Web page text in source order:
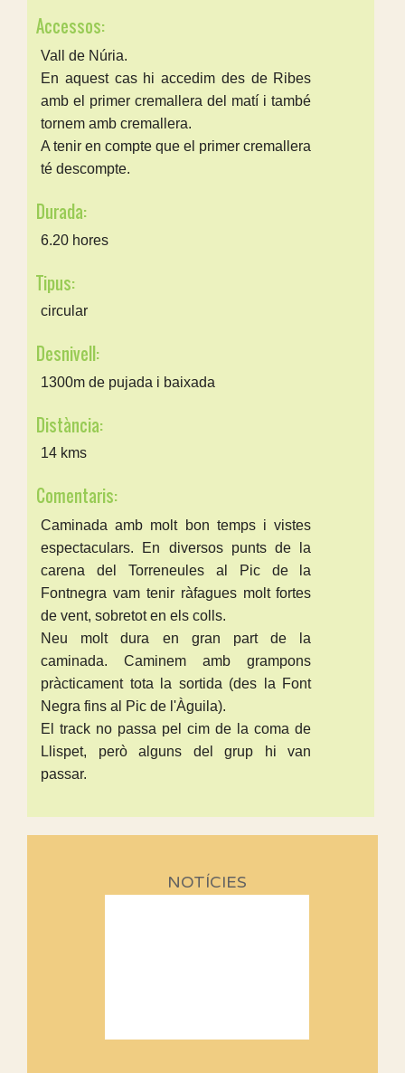
Accessos:
Vall de Núria.
En aquest cas hi accedim des de Ribes
amb el primer cremallera del matí i també
tornem amb cremallera.
A tenir en compte que el primer cremallera
té descompte.
Durada:
6.20 hores
Tipus:
circular
Desnivell:
1300m de pujada i baixada
Distància:
14 kms
Comentaris:
Caminada amb molt bon temps i vistes
espectaculars. En diversos punts de la
carena del Torreneules al Pic de la
Fontnegra vam tenir ràfagues molt fortes
de vent, sobretot en els colls.
Neu molt dura en gran part de la
caminada. Caminem amb grampons
pràcticament tota la sortida (des la Font
Negra fins al Pic de l'Àguila).
El track no passa pel cim de la coma de
Llispet, però alguns del grup hi van
passar.
NOTÍCIES